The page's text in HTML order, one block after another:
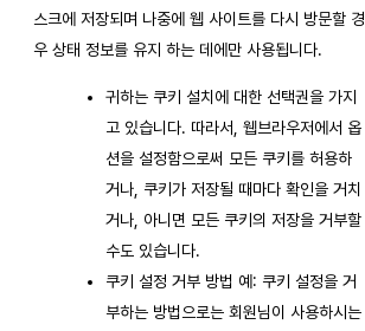
스크에 저장되며 나중에 웹 사이트를 다시 방문할 경
우 상태 정보를 유지 하는 데에만 사용됩니다.
귀하는 쿠키 설치에 대한 선택권을 가지
고 있습니다. 따라서, 웹브라우저에서 옵
션을 설정함으로써 모든 쿠키를 허용하
거나, 쿠키가 저장될 때마다 확인을 거치
거나, 아니면 모든 쿠키의 저장을 거부할
수도 있습니다.
쿠키 설정 거부 방법 예: 쿠키 설정을 거
부하는 방법으로는 회원님이 사용하시는